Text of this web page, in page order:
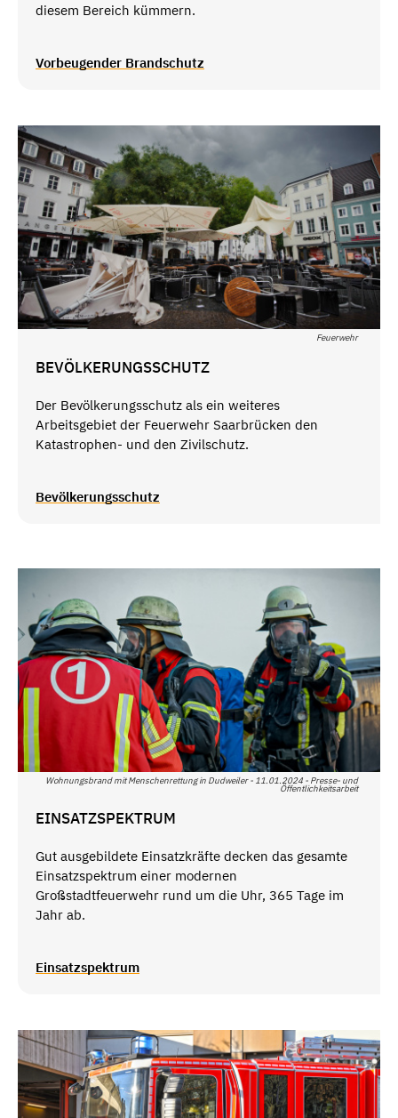
diesem Bereich kümmern.
Vorbeugender Brandschutz
Feuerwehr
BEVÖLKERUNGSSCHUTZ
Der Bevölkerungsschutz als ein weiteres
Arbeitsgebiet der Feuerwehr Saarbrücken den
Katastrophen- und den Zivilschutz.
Bevölkerungsschutz
Wohnungsbrand mit Menschenrettung in Dudweiler - 11.01.2024 - Presse- und
Öffentlichkeitsarbeit
EINSATZSPEKTRUM
Gut ausgebildete Einsatzkräfte decken das gesamte
Einsatzspektrum einer modernen
Großstadtfeuerwehr rund um die Uhr, 365 Tage im
Jahr ab.
Einsatzspektrum